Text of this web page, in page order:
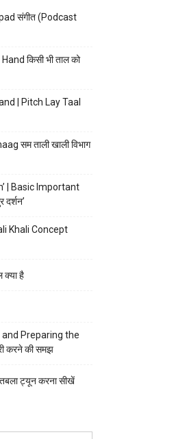
संगीत (Podcast
किसी भी ताल को
| Pitch Lay Taal
सम ताली खाली विभाग
| Basic Important
Khali Concept
क्या है
Preparing the
करने की समझ
ट्यून करना सीखें